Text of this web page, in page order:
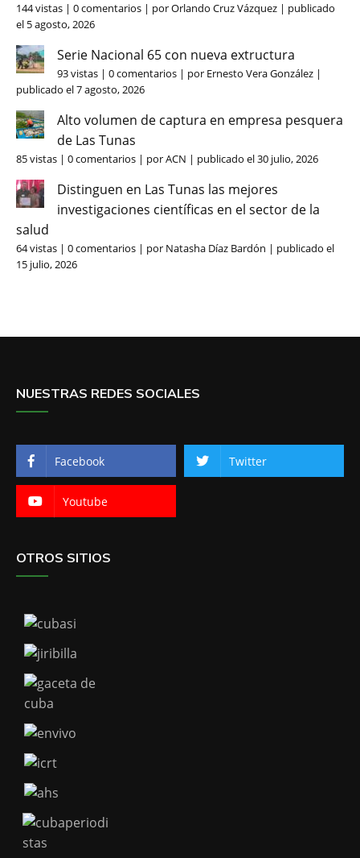
144 vistas | 0 comentarios | porOrlando Cruz Vázquez | publicado
el 5 agosto, 2026
Serie Nacional 65 con nueva extructura
93 vistas | 0 comentarios | por Ernesto Vera González |
publicado el 7 agosto, 2026
Alto volumen de captura en empresa pesquera
de Las Tunas
85 vistas | 0 comentarios | porACN | publicado el 30 julio, 2026
Distinguen en Las Tunas las mejores
investigaciones científicas en el sector de la
salud
64 vistas | 0 comentarios | por Natasha Díaz Bardón | publicado el
15 julio, 2026
NUESTRAS REDES SOCIALES
Facebook Twitter
Youtube
OTROS SITIOS